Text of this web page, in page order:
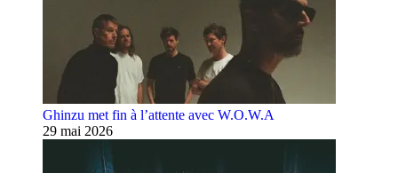
Ghinzu met fin à l’attente avec W.O.W.A
29 mai 2026